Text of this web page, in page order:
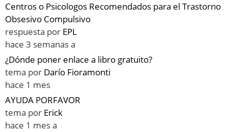
Centros o Psicologos Recomendados para el Trastorno
Obsesivo Compulsivo
respuesta por EPL
hace 3 semanas a
¿Dónde poner enlace a libro gratuito?
tema por Darío Fioramonti
hace 1 mes
AYUDA PORFAVOR
tema por Erick
hace 1 mes a